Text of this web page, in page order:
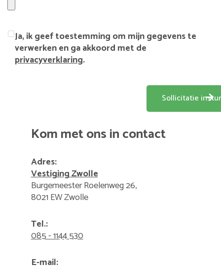
Ja, ik geef toestemming om mijn gegevens te
verwerken en ga akkoord met de
privacyverklaring.
Kom met ons in contact
Adres:
Vestiging Zwolle
Burgemeester Roelenweg 26,
8021 EW Zwolle
Tel.:
085 - 1144 530
E-mail: